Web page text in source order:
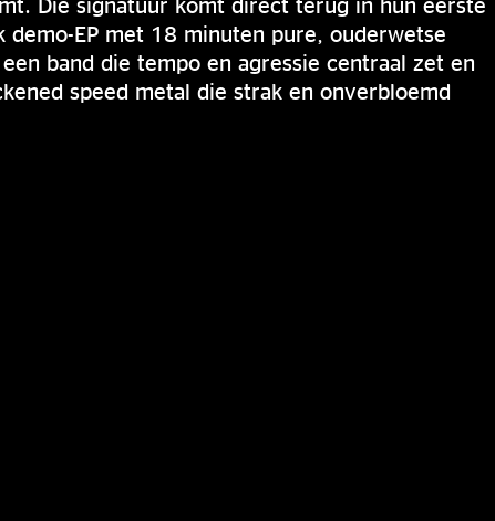
demo-EP met 18 minuten pure, ouderwetse
band die tempo en agressie centraal zet en
speed metal die strak en onverbloemd